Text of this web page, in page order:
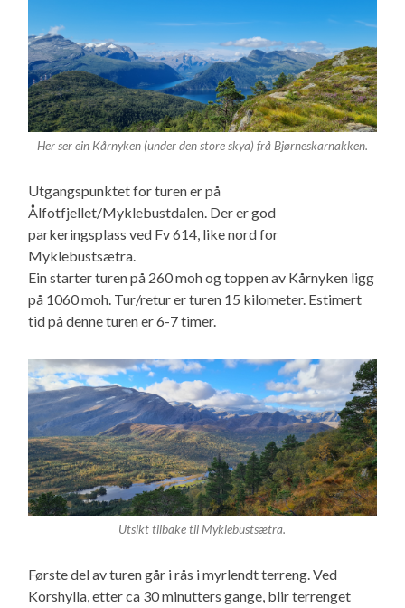
Her ser ein Kårnyken (under den store skya) frå Bjørneskarnakken.
Utgangspunktet for turen er på
Ålfotfjellet/Myklebustdalen. Der er god
parkeringsplass ved Fv 614, like nord for
Myklebustsætra.
Ein starter turen på 260 moh og toppen av Kårnyken ligg
på 1060 moh. Tur/retur er turen 15 kilometer. Estimert
tid på denne turen er 6-7 timer.
Utsikt tilbake til Myklebustsætra.
Første del av turen går i rås i myrlendt terreng. Ved
Korshylla, etter ca 30 minutters gange, blir terrenget